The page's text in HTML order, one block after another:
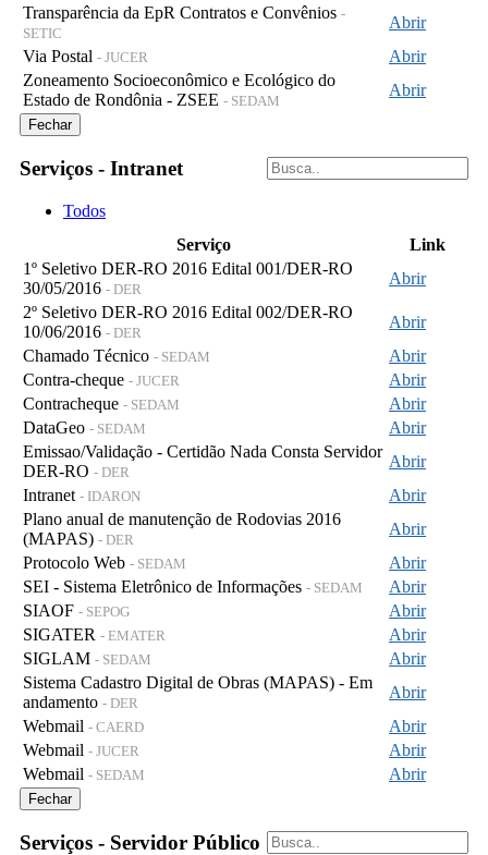
Transparência da EpR Contratos e Convênios -
SETIC
Abrir
Via Postal - JUCER
Abrir
Zoneamento Socioeconômico e Ecológico do
Estado de Rondônia - ZSEE - SEDAM
Abrir
Fechar
Serviços - Intranet
Todos
Serviço
Link
1º Seletivo DER-RO 2016 Edital 001/DER-RO
30/05/2016 - DER
Abrir
2º Seletivo DER-RO 2016 Edital 002/DER-RO
10/06/2016 - DER
Abrir
Chamado Técnico - SEDAM
Abrir
Contra-cheque - JUCER
Abrir
Contracheque - SEDAM
Abrir
DataGeo - SEDAM
Abrir
Emissao/Validação - Certidão Nada Consta Servidor
DER-RO - DER
Abrir
Intranet - IDARON
Abrir
Plano anual de manutenção de Rodovias 2016
(MAPAS) - DER
Abrir
Protocolo Web - SEDAM
Abrir
SEI - Sistema Eletrônico de Informações - SEDAM
Abrir
SIAOF - SEPOG
Abrir
SIGATER - EMATER
Abrir
SIGLAM - SEDAM
Abrir
Sistema Cadastro Digital de Obras (MAPAS) - Em
andamento - DER
Abrir
Webmail - CAERD
Abrir
Webmail - JUCER
Abrir
Webmail - SEDAM Abrir
Fechar
Serviços - Servidor Público